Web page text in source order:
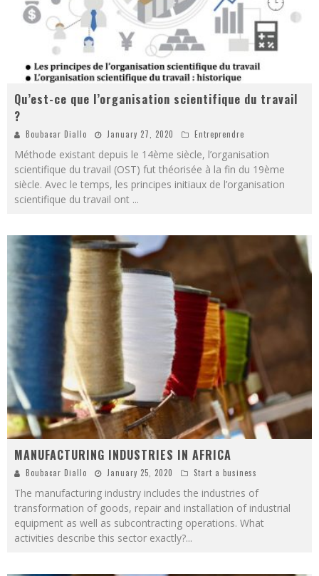
Qu’est-ce que l’organisation scientifique du travail
?
Boubacar Diallo January 27, 2020 Entreprendre
Méthode existant depuis le 14ème siècle, l’organisation
scientifique du travail (OST) fut théorisée à la fin du 19ème
siècle. Avec le temps, les principes initiaux de l’organisation
scientifique du travail ont ...
MANUFACTURING INDUSTRIES IN AFRICA
Boubacar Diallo January 25, 2020 Start a business
The manufacturing industry includes the industries of
transformation of goods, repair and installation of industrial
equipment as well as subcontracting operations. What
activities describe this sector exactly?...